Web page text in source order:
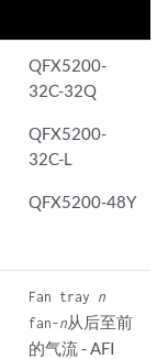
QFX5200-
32C-32Q
QFX5200-
32C-L
QFX5200-48Y
Fan tray n
fan-n从后至前
的气流 - AFI